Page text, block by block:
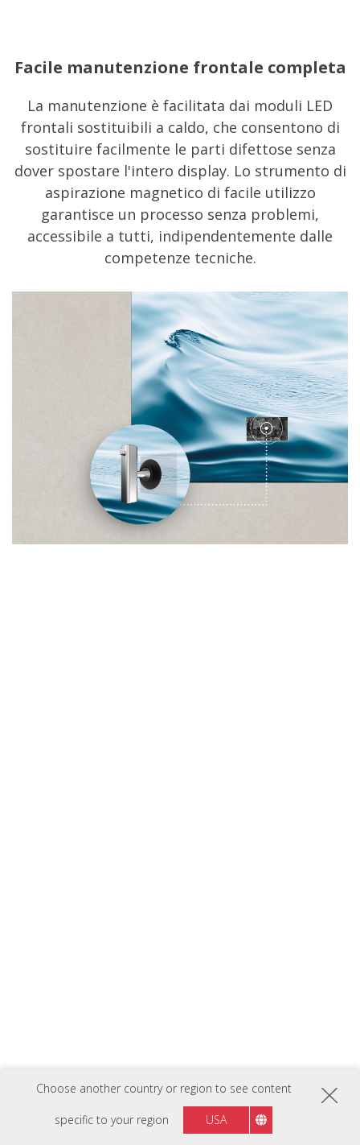
Choose another country or region to see content
specific to your region USA
Facile manutenzione frontale completa
La manutenzione è facilitata dai moduli LED
frontali sostituibili a caldo, che consentono di
sostituire facilmente le parti difettose senza
dover spostare l'intero display. Lo strumento di
aspirazione magnetico di facile utilizzo
garantisce un processo senza problemi,
accessibile a tutti, indipendentemente dalle
competenze tecniche.